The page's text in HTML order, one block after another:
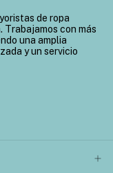
de ropa
Trabajamos con más
una amplia
y un servicio